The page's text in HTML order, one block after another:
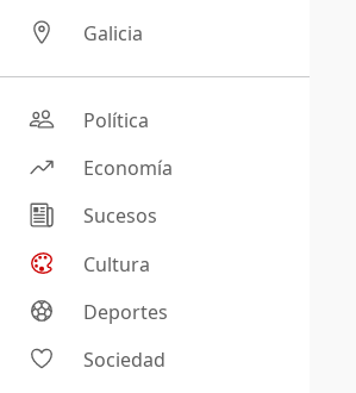
Galicia
Política
Economía
Sucesos
Cultura
Deportes
Sociedad